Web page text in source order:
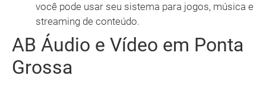
você pode usar seu sistema para jogos, música e
streaming de conteúdo.
AB Áudio e Vídeo em Ponta
Grossa